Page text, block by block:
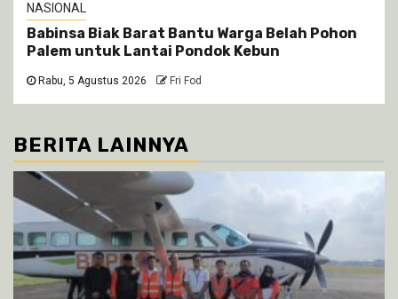
NASIONAL
Babinsa Biak Barat Bantu Warga Belah Pohon
Palem untuk Lantai Pondok Kebun
Rabu, 5 Agustus 2026 Fri Fod
BERITA LAINNYA